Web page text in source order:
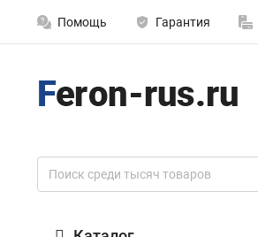
Помощь Гарантия